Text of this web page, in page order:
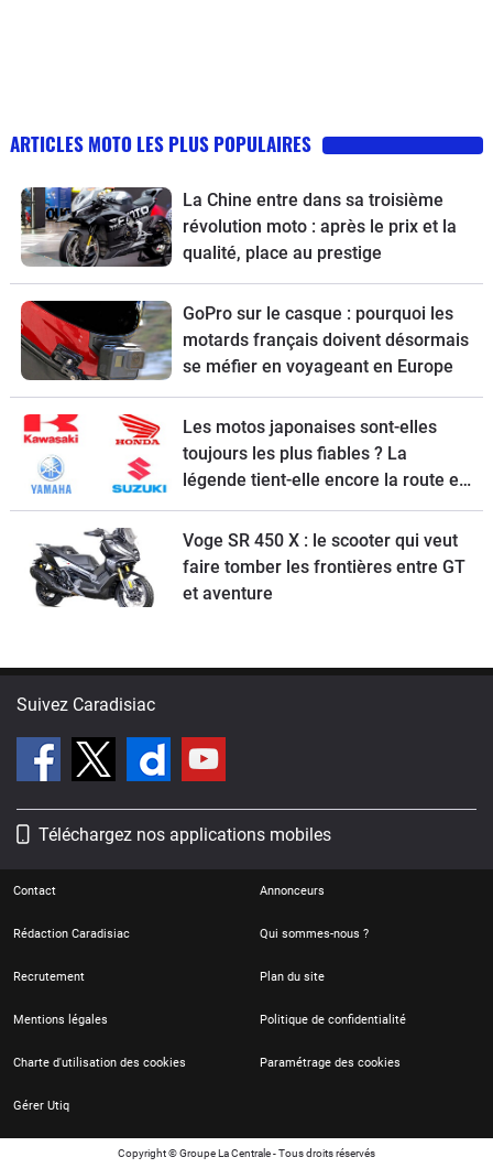
ARTICLES MOTO LES PLUS POPULAIRES
La Chine entre dans sa troisième
révolution moto : après le prix et la
qualité, place au prestige
GoPro sur le casque : pourquoi les
motards français doivent désormais
se méfier en voyageant en Europe
Les motos japonaises sont-elles
toujours les plus fiables ? La
légende tient-elle encore la route en
2026 ?
Voge SR 450 X : le scooter qui veut
faire tomber les frontières entre GT
et aventure
Suivez Caradisiac
Téléchargez nos applications mobiles
Contact Annonceurs
Rédaction Caradisiac Qui sommes-nous ?
Recrutement Plan du site
Mentions légales Politique de confidentialité
Charte d'utilisation des cookies Paramétrage des cookies
Gérer Utiq
Copyright © Groupe La Centrale - Tous droits réservés